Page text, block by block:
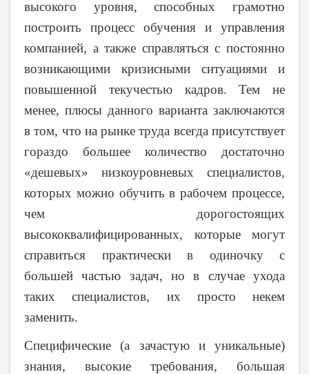
высокого уровня, способных грамотно
построить процесс обучения и управления
компанией, а также справляться с постоянно
возникающими кризисными ситуациями и
повышенной текучестью кадров. Тем не
менее, плюсы данного варианта заключаются
в том, что на рынке труда всегда присутствует
гораздо большее количество достаточно
«дешевых» низкоуровневых специалистов,
которых можно обучить в рабочем процессе,
чем дорогостоящих
высококвалифицированных, которые могут
справиться практически в одиночку с
большей частью задач, но в случае ухода
таких специалистов, их просто некем
заменить.
Специфические (а зачастую и уникальные)
знания, высокие требования, большая